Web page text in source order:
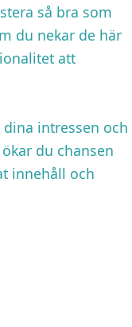
så bra som
du nekar de här
att
intressen och
du chansen
innehåll och